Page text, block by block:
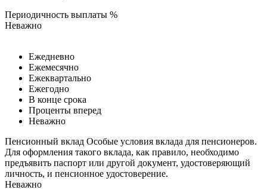
Периодичность выплаты %
Неважно
Ежедневно
Ежемесячно
Ежеквартально
Ежегодно
В конце срока
Проценты вперед
Неважно
Пенсионный вклад Особые условия вклада для пенсионеров.
Для оформления такого вклада, как правило, необходимо
предъявить паспорт или другой документ, удостоверяющий
личность, и пенсионное удостоверение.
Неважно